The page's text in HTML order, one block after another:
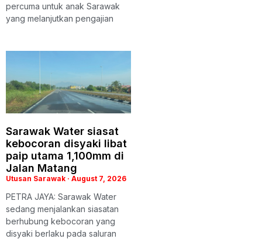
percuma untuk anak Sarawak
yang melanjutkan pengajian
Sarawak Water siasat
kebocoran disyaki libat
paip utama 1,100mm di
Jalan Matang
Utusan Sarawak August 7, 2026
PETRA JAYA: Sarawak Water
sedang menjalankan siasatan
berhubung kebocoran yang
disyaki berlaku pada saluran